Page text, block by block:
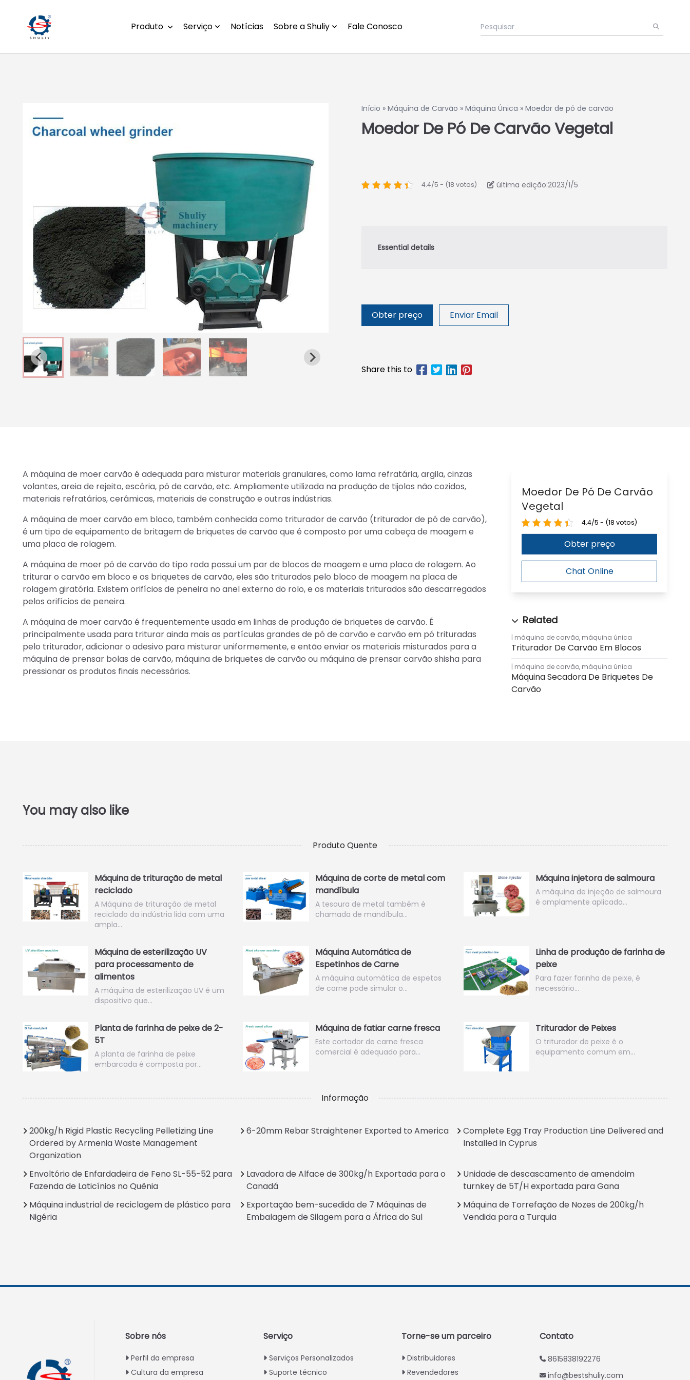
Produto Serviço Notícias Sobre a Shuliy Fale Conosco
Início » Máquina de Carvão » Máquina Única » Moedor de pó de carvão
Moedor De Pó De Carvão Vegetal
4.4/5 - (18 votos) última edição:2023/1/5
Obter preço Enviar Email
A máquina de moer carvão é adequada para misturar materiais granulares, como lama refratária, argila, cinzas
volantes, areia de rejeito, escória, pó de carvão, etc. Ampliamente utilizada na produção de tijolos não cozidos,
materiais refratários, cerâmicas, materiais de construção e outras indústrias.
A máquina de moer carvão em bloco, também conhecida como triturador de carvão (triturador de pó de carvão),
é um tipo de equipamento de britagem de briquetes de carvão que é composto por uma cabeça de moagem e
uma placa de rolagem.
A máquina de moer pó de carvão do tipo roda possui um par de blocos de moagem e uma placa de rolagem. Ao
triturar o carvão em bloco e os briquetes de carvão, eles são triturados pelo bloco de moagem na placa de
rolagem giratória. Existem orifícios de peneira no anel externo do rolo, e os materiais triturados são descarregados
pelos orifícios de peneira.
A máquina de moer carvão é frequentemente usada em linhas de produção de briquetes de carvão. É
principalmente usada para triturar ainda mais as partículas grandes de pó de carvão e carvão em pó trituradas
pelo triturador, adicionar o adesivo para misturar uniformemente, e então enviar os materiais misturados para a
máquina de prensar bolas de carvão, máquina de briquetes de carvão ou máquina de prensar carvão shisha para
pressionar os produtos finais necessários.
Moedor De Pó De Carvão
Vegetal
4.4/5 - (18 votos)
Obter preço
Chat Online
máquina de carvão, máquina única
Triturador De Carvão Em Blocos
máquina de carvão, máquina única
Máquina Secadora De Briquetes De
Carvão
Produto Quente
Máquina de trituração de metal
reciclado
A Máquina de trituração de metal
reciclado da indústria lida com uma
ampla…
Máquina de corte de metal com
mandíbula
A tesoura de metal também é
chamada de mandíbula…
Máquina injetora de salmoura
A máquina de injeção de salmoura
é amplamente aplicada…
Máquina de esterilização UV
para processamento de
alimentos
A máquina de esterilização UV é um
dispositivo que…
Máquina Automática de
Espetinhos de Carne
A máquina automática de espetos
de carne pode simular o…
Linha de produção de farinha de
peixe
Para fazer farinha de peixe, é
necessário…
Planta de farinha de peixe de 2-
5T
A planta de farinha de peixe
embarcada é composta por…
Máquina de fatiar carne fresca
Este cortador de carne fresca
comercial é adequado para…
Triturador de Peixes
O triturador de peixe é o
equipamento comum em…
Informação
200kg/h Rigid Plastic Recycling Pelletizing Line
Ordered by Armenia Waste Management
Organization
6-20mm Rebar Straightener Exported to America
Complete Egg Tray Production Line Delivered and
Installed in Cyprus
Envoltório de Enfardadeira de Feno SL-55-52 para
Fazenda de Laticínios no Quênia
Lavadora de Alface de 300kg/h Exportada para o
Canadá
Unidade de descascamento de amendoim
turnkey de 5T/H exportada para Gana
Máquina industrial de reciclagem de plástico para
Nigéria
Exportação bem-sucedida de 7 Máquinas de
Embalagem de Silagem para a África do Sul
Máquina de Torrefação de Nozes de 200kg/h
Vendida para a Turquia
Sobre nós
Perfil da empresa
Cultura da empresa
Serviço
Serviços Personalizados
Suporte técnico
Torne-se um parceiro
Distribuidores
Revendedores
Contato
8615838192276
info@bestshuliy.com
Korean